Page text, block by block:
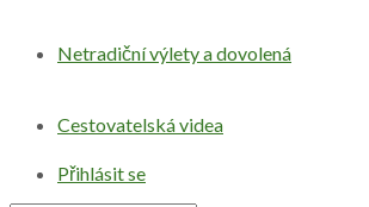
Přihlásit se
Netradiční výlety a dovolená
Cestovatelská videa